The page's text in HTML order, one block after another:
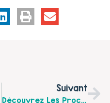
Suivant
Découvrez Les Prochaines Rencontres En Famille Du Centre Social Le Grand H À Hesdin-La-Forêt Pour Le Mois De Juin 2026